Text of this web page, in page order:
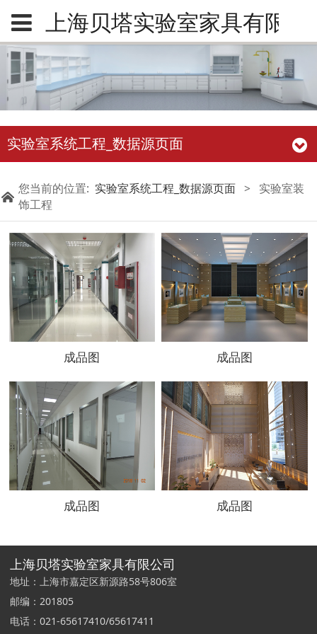
上海贝塔实验室家具有限公
实验室系统工程_数据源页面
您当前的位置: 实验室系统工程_数据源页面 >
实验室装
饰工程
成品图 成品图
成品图 成品图
上海贝塔实验室家具有限公司
地址：上海市嘉定区新源路58号806室
邮编：201805
电话：021-65617410/65617411